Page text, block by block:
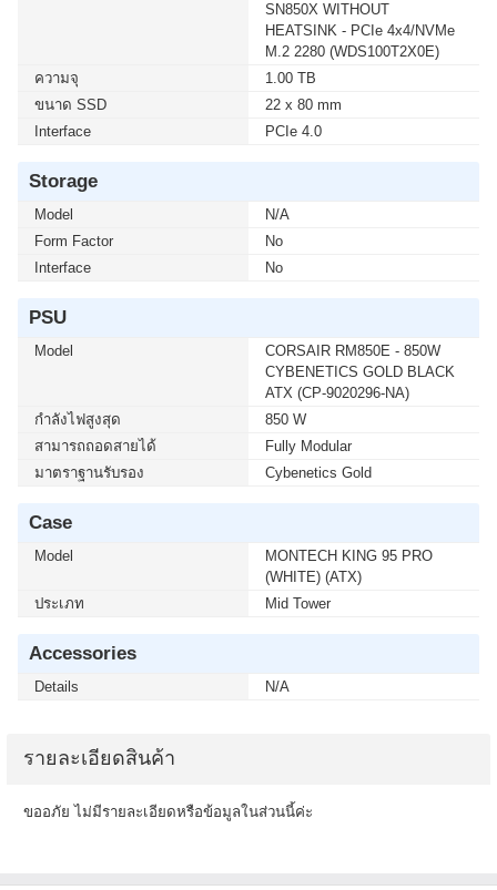
SN850X WITHOUT
HEATSINK - PCIe 4x4/NVMe
M.2 2280 (WDS100T2X0E)
ความจุ
1.00 TB
ขนาด SSD
22 x 80 mm
Interface
PCIe 4.0
Storage
Model
N/A
Form Factor
No
Interface
No
PSU
Model
CORSAIR RM850E - 850W
CYBENETICS GOLD BLACK
ATX (CP-9020296-NA)
กำลังไฟสูงสุด
850 W
สามารถถอดสายได้
Fully Modular
มาตราฐานรับรอง
Cybenetics Gold
Case
Model
MONTECH KING 95 PRO
(WHITE) (ATX)
ประเภท
Mid Tower
Accessories
Details N/A
รายละเอียดสินค้า
ขออภัย ไม่มีรายละเอียดหรือข้อมูลในส่วนนี้ค่ะ